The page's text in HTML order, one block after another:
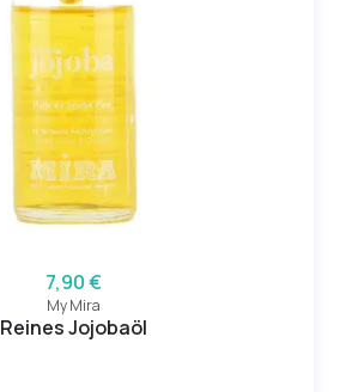
7,90 €
My Mira
Reines Jojobaöl